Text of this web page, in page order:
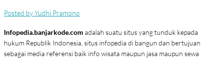
Posted by Yudhi Pramono
Infopedia.banjarkode.com adalah suatu situs yang tunduk kepada
hukum Republik Indonesia, situs infopedia di bangun dan bertujuan
sebagai media referensi baik info wisata maupun jasa maupun sewa